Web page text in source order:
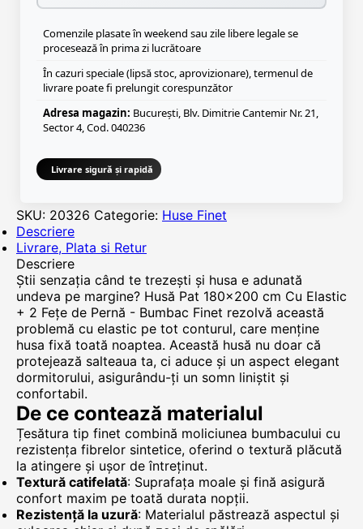
Comenzile plasate în weekend sau zile libere legale se
procesează în prima zi lucrătoare
În cazuri speciale (lipsă stoc, aprovizionare), termenul de
livrare poate fi prelungit corespunzător
Adresa magazin: București, Blv. Dimitrie Cantemir Nr. 21,
Sector 4, Cod. 040236
Livrare sigură și rapidă
SKU: 20326 Categorie: Huse Finet
Descriere
Livrare, Plata si Retur
Descriere
Știi senzația când te trezești și husa e adunată
undeva pe margine? Husă Pat 180x200 cm Cu Elastic
+ 2 Fețe de Pernă - Bumbac Finet rezolvă această
problemă cu elastic pe tot conturul, care menține
husa fixă toată noaptea. Această husă nu doar că
protejează salteaua ta, ci aduce și un aspect elegant
dormitorului, asigurându-ți un somn liniștit și
confortabil.
De ce contează materialul
Țesătura tip finet combină moliciunea bumbacului cu
rezistența fibrelor sintetice, oferind o textură plăcută
la atingere și ușor de întreținut.
Textură catifelată: Suprafața moale și fină asigură
confort maxim pe toată durata nopții.
Rezistență la uzură: Materialul păstrează aspectul și